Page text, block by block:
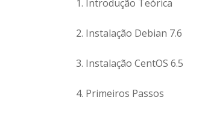
Introdução Teórica
Instalação Debian 7.6
Instalação CentOS 6.5
Primeiros Passos